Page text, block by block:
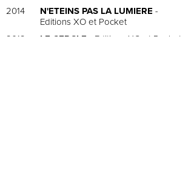
2014
N'ETEINS PAS LA LUMIERE -
Editions XO et Pocket
2012
LE CERCLE
- Editions XO et Pocket